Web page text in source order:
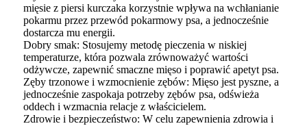
mięsie z piersi kurczaka korzystnie wpływa na wchłanianie
pokarmu przez przewód pokarmowy psa, a jednocześnie
dostarcza mu energii.
Dobry smak: Stosujemy metodę pieczenia w niskiej
temperaturze, która pozwala zrównoważyć wartości
odżywcze, zapewnić smaczne mięso i poprawić apetyt psa.
Zęby trzonowe i wzmocnienie zębów: Mięso jest pyszne, a
jednocześnie zaspokaja potrzeby zębów psa, odświeża
oddech i wzmacnia relacje z właścicielem.
Zdrowie i bezpieczeństwo: W celu zapewnienia zdrowia i